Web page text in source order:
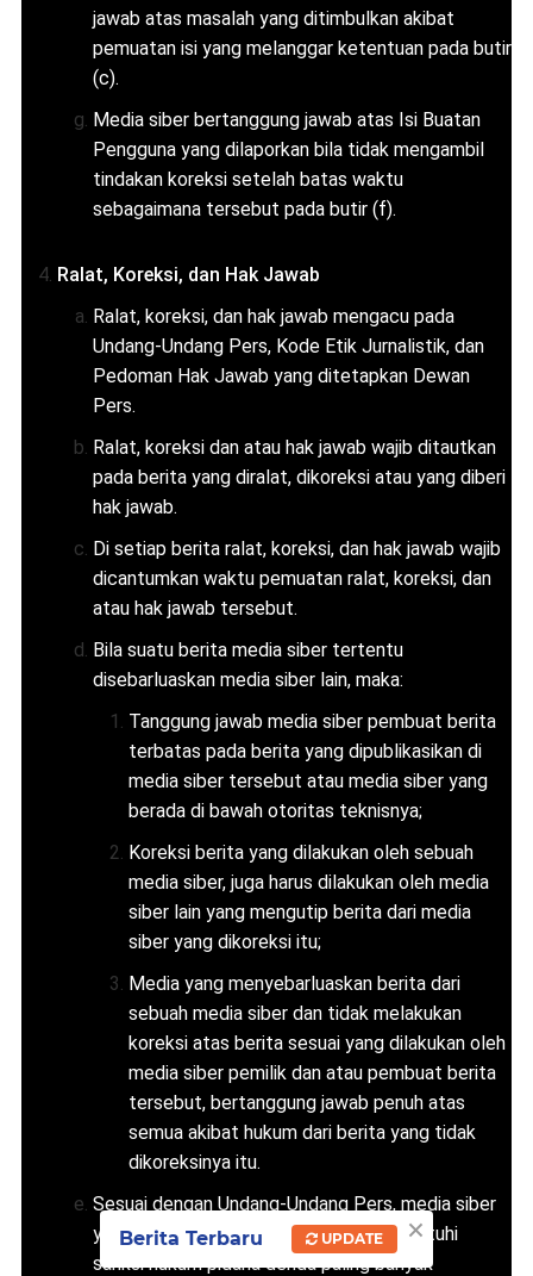
jawab atas masalah yang ditimbulkan akibat
pemuatan isi yang melanggar ketentuan pada butir
(c).
Media siber bertanggung jawab atas Isi Buatan
Pengguna yang dilaporkan bila tidak mengambil
tindakan koreksi setelah batas waktu
sebagaimana tersebut pada butir (f).
Ralat, Koreksi, dan Hak Jawab
Ralat, koreksi, dan hak jawab mengacu pada
Undang-Undang Pers, Kode Etik Jurnalistik, dan
Pedoman Hak Jawab yang ditetapkan Dewan
Pers.
Ralat, koreksi dan atau hak jawab wajib ditautkan
pada berita yang diralat, dikoreksi atau yang diberi
hak jawab.
Di setiap berita ralat, koreksi, dan hak jawab wajib
dicantumkan waktu pemuatan ralat, koreksi, dan
atau hak jawab tersebut.
Bila suatu berita media siber tertentu
disebarluaskan media siber lain, maka:
Tanggung jawab media siber pembuat berita
terbatas pada berita yang dipublikasikan di
media siber tersebut atau media siber yang
berada di bawah otoritas teknisnya;
Koreksi berita yang dilakukan oleh sebuah
media siber, juga harus dilakukan oleh media
siber lain yang mengutip berita dari media
siber yang dikoreksi itu;
Media yang menyebarluaskan berita dari
sebuah media siber dan tidak melakukan
koreksi atas berita sesuai yang dilakukan oleh
media siber pemilik dan atau pembuat berita
tersebut, bertanggung jawab penuh atas
semua akibat hukum dari berita yang tidak
dikoreksinya itu.
Sesuai dengan Undang-Undang Pers, media siber
yang tidak melayani hak jawab dapat dijatuhi
sanksi hukum pidana denda paling banyak
×
Berita Terbaru UPDATE